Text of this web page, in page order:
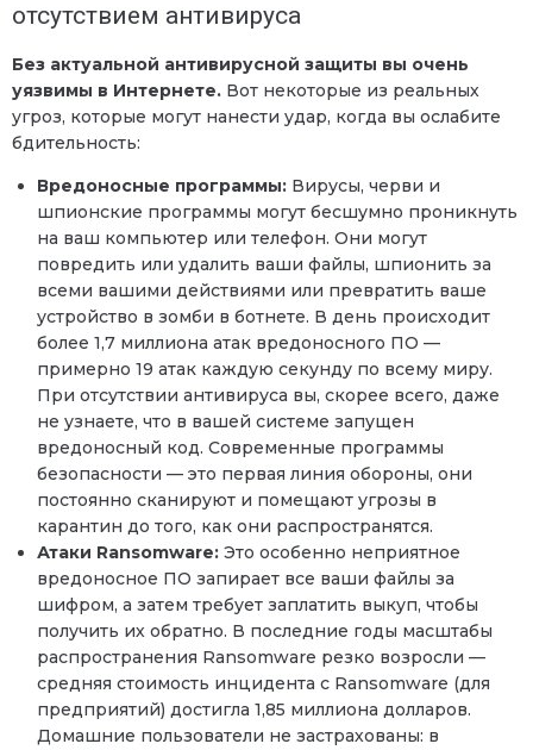
отсутствием антивируса
Без актуальной антивирусной защиты вы очень
уязвимы в Интернете. Вот некоторые из реальных
угроз, которые могут нанести удар, когда вы ослабите
бдительность:
Вредоносные программы: Вирусы, черви и
шпионские программы могут бесшумно проникнуть
на ваш компьютер или телефон. Они могут
повредить или удалить ваши файлы, шпионить за
всеми вашими действиями или превратить ваше
устройство в зомби в ботнете. В день происходит
более 1,7 миллиона атак вредоносного ПО —
примерно 19 атак каждую секунду по всему миру.
При отсутствии антивируса вы, скорее всего, даже
не узнаете, что в вашей системе запущен
вредоносный код. Современные программы
безопасности — это первая линия обороны, они
постоянно сканируют и помещают угрозы в
карантин до того, как они распространятся.
Атаки Ransomware: Это особенно неприятное
вредоносное ПО запирает все ваши файлы за
шифром, а затем требует заплатить выкуп, чтобы
получить их обратно. В последние годы масштабы
распространения Ransomware резко возросли —
средняя стоимость инцидента с Ransomware (для
предприятий) достигла 1,85 миллиона долларов.
Домашние пользователи не застрахованы: в